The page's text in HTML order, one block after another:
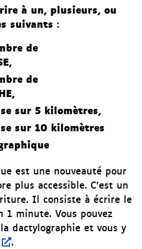
à un, plusieurs, ou
suivants :
de
de
sur 5 kilomètres,
sur 10 kilomètres
est une nouveauté pour
plus accessible. C’est un
Il consiste à écrire le
1 minute. Vous pouvez
dactylographie et vous y
.